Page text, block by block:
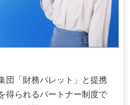
団「財務パレット」と提携
得られるパートナー制度で